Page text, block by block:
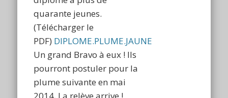
quarante jeunes.
(Télécharger le
PDF) DIPLOME.PLUME.JAUNE
Un grand Bravo à eux ! Ils
pourront postuler pour la
plume suivante en mai